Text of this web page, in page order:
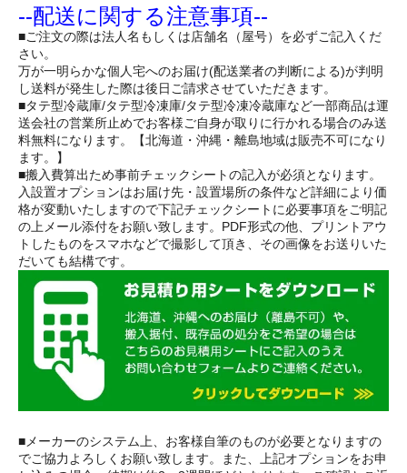
--配送に関する注意事項--
■ご注文の際は法人名もしくは店舗名（屋号）を必ずご記入くだ
さい。
万が一明らかな個人宅へのお届け(配送業者の判断による)が判明
し送料が発生した際は後日ご請求させていただきます。
■タテ型冷蔵庫/タテ型冷凍庫/タテ型冷凍冷蔵庫など一部商品は運
送会社の営業所止めでお客様ご自身が取りに行かれる場合のみ送
料無料になります。【北海道・沖縄・離島地域は販売不可になり
ます。】
■搬入費算出ため事前チェックシートの記入が必須となります。
入設置オプションはお届け先・設置場所の条件など詳細により価
格が変動いたしますので下記チェックシートに必要事項をご明記
の上メール添付をお願い致します。PDF形式の他、プリントアウ
トしたものをスマホなどで撮影して頂き、その画像をお送りいた
だいても結構です。
■メーカーのシステム上、お客様自筆のものが必要となりますの
でご協力よろしくお願い致します。また、上記オプションをお申